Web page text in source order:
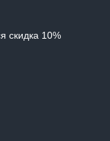
скидка 10%